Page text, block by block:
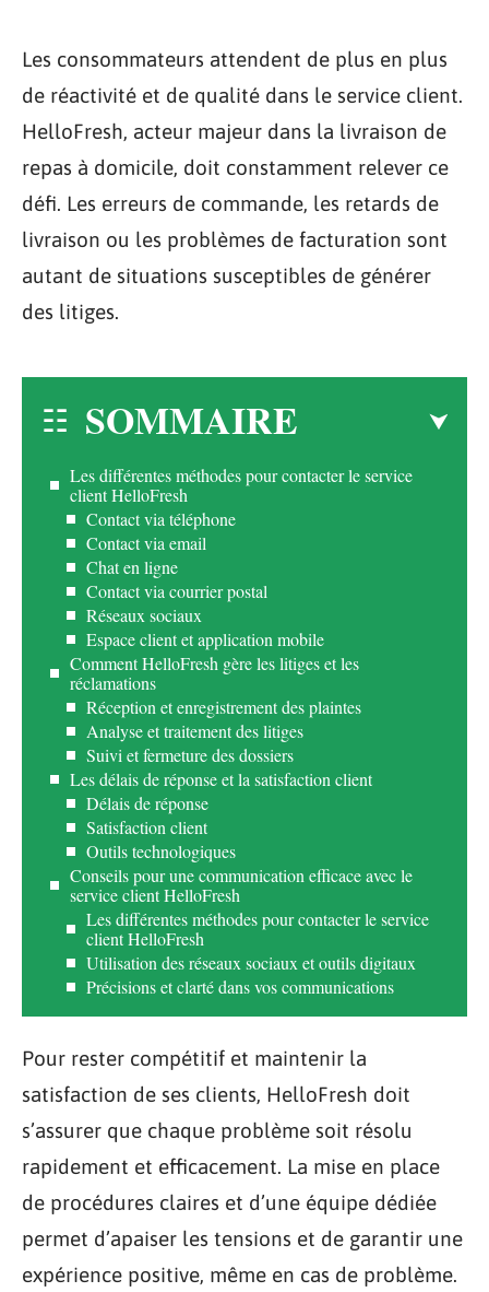
Les consommateurs attendent de plus en plus
de réactivité et de qualité dans le service client.
HelloFresh, acteur majeur dans la livraison de
repas à domicile, doit constamment relever ce
défi. Les erreurs de commande, les retards de
livraison ou les problèmes de facturation sont
autant de situations susceptibles de générer
des litiges.
SOMMAIRE
Les différentes méthodes pour contacter le service
client HelloFresh
Contact via téléphone
Contact via email
Chat en ligne
Contact via courrier postal
Réseaux sociaux
Espace client et application mobile
Comment HelloFresh gère les litiges et les
réclamations
Réception et enregistrement des plaintes
Analyse et traitement des litiges
Suivi et fermeture des dossiers
Les délais de réponse et la satisfaction client
Délais de réponse
Satisfaction client
Outils technologiques
Conseils pour une communication efficace avec le
service client HelloFresh
Les différentes méthodes pour contacter le service
client HelloFresh
Utilisation des réseaux sociaux et outils digitaux
Précisions et clarté dans vos communications
Pour rester compétitif et maintenir la
satisfaction de ses clients, HelloFresh doit
s’assurer que chaque problème soit résolu
rapidement et efficacement. La mise en place
de procédures claires et d’une équipe dédiée
permet d’apaiser les tensions et de garantir une
expérience positive, même en cas de problème.